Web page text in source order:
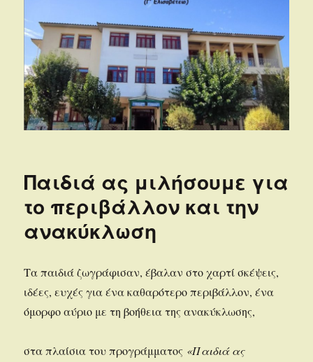
Παιδιά ας μιλήσουμε για
το περιβάλλον και την
ανακύκλωση
Τα παιδιά ζωγράφισαν, έβαλαν στο χαρτί σκέψεις,
ιδέες, ευχές για ένα καθαρότερο περιβάλλον, ένα
όμορφο αύριο με τη βοήθεια της ανακύκλωσης,
στα πλαίσια του προγράμματος «Παιδιά ας